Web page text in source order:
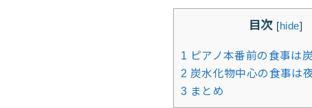
目次 [hide]
1 ピアノ本番前の食事は
2 炭水化物中心の食事は
3 まとめ